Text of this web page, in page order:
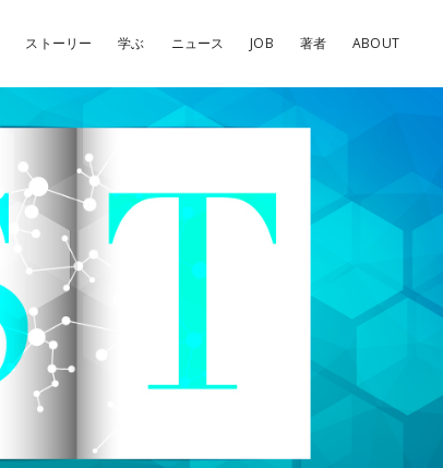
ストーリー 学ぶ ニュース JOB 著者 ABOUT